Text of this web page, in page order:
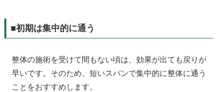
■初期は集中的に通う
整体の施術を受けて間もない頃は、効果が出ても戻りが
早いです。そのため、短いスパンで集中的に整体に通う
ことをおすすめします。